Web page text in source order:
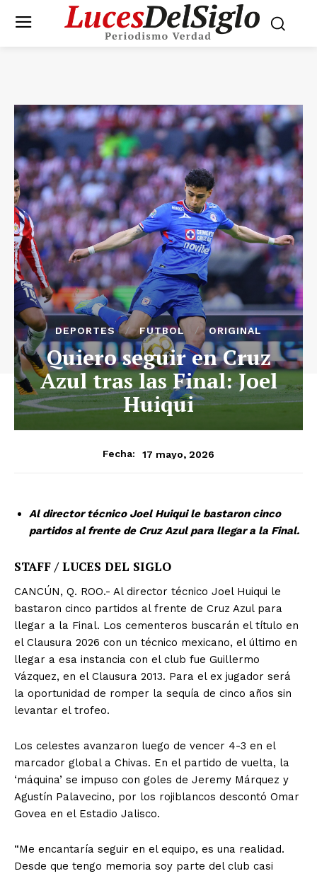
DEPORTES FUTBOL ORIGINAL
Quiero seguir en Cruz
Azul tras las Final: Joel
Huiqui
Fecha: 17 mayo, 2026
Al director técnico Joel Huiqui le bastaron cinco
partidos al frente de Cruz Azul para llegar a la Final.
STAFF / LUCES DEL SIGLO
CANCÚN, Q. ROO.- Al director técnico Joel Huiqui le
bastaron cinco partidos al frente de Cruz Azul para
llegar a la Final. Los cementeros buscarán el título en
el Clausura 2026 con un técnico mexicano, el último en
llegar a esa instancia con el club fue Guillermo
Vázquez, en el Clausura 2013. Para el ex jugador será
la oportunidad de romper la sequía de cinco años sin
levantar el trofeo.
Los celestes avanzaron luego de vencer 4-3 en el
marcador global a Chivas. En el partido de vuelta, la
‘máquina’ se impuso con goles de Jeremy Márquez y
Agustín Palavecino, por los rojiblancos descontó Omar
Govea en el Estadio Jalisco.
“Me encantaría seguir en el equipo, es una realidad.
Desde que tengo memoria soy parte del club casi